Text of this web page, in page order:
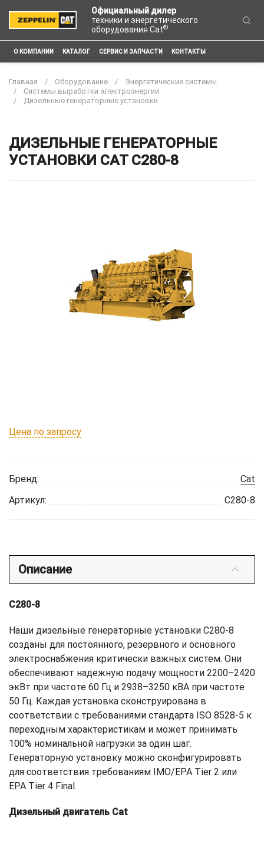
Официальный дилер
техники и энергетического
оборудования Cat®
О КОМПАНИИ КАТАЛОГ СЕРВИС И ЗАПЧАСТИ КОНТАКТЫ
Главная Оборудование
Энергетические системы
Системы выработки электроэнергии
Дизельные генераторные установки
ДИЗЕЛЬНЫЕ ГЕНЕРАТОРНЫЕ
УСТАНОВКИ CAT C280-8
Цена по запросу
Бренд:
Cat
Артикул:
C280-8
Описание
C280-8
Наши дизельные генераторные установки C280-8
созданы для постоянного, резервного и основного
электроснабжения критически важных систем. Они
обеспечивают надежную подачу мощности 2200–2420
экВт при частоте 60 Гц и 2938–3250 кВА при частоте
50 Гц. Каждая установка сконструирована в
соответствии с требованиями стандарта ISO 8528-5 к
переходным характеристикам и может принимать
100% номинальной нагрузки за один шаг.
Генераторную установку можно сконфигурировать
для соответствия требованиям IMO/EPA Tier 2 или
EPA Tier 4 Final.
Дизельный двигатель Cat